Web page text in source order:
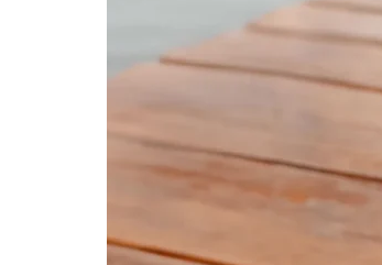
赤・ピンク・紫色